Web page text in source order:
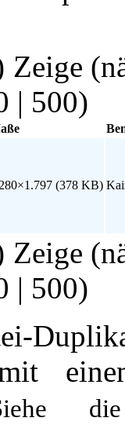
Zeige
| 500)
(378 KB)
Zeige
| 500)